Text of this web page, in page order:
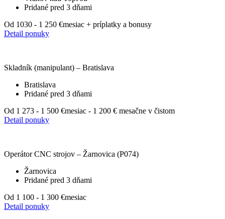
Pridané pred 3 dňami
Od 1030 - 1 250 €mesiac + príplatky a bonusy
Detail ponuky
Skladník (manipulant) – Bratislava
Bratislava
Pridané pred 3 dňami
Od 1 273 - 1 500 €mesiac - 1 200 € mesačne v čistom
Detail ponuky
Operátor CNC strojov – Žarnovica (P074)
Žarnovica
Pridané pred 3 dňami
Od 1 100 - 1 300 €mesiac
Detail ponuky